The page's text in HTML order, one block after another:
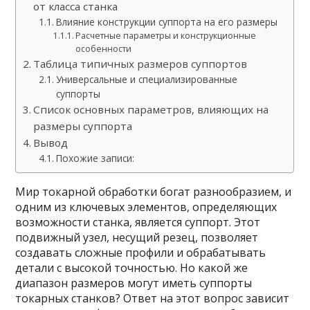
от класса станка
Влияние конструкции суппорта на его размеры
Расчетные параметры и конструкционные
особенности
Таблица типичных размеров суппортов
Универсальные и специализированные
суппорты
Список основных параметров, влияющих на
размеры суппорта
Вывод
Похожие записи:
Мир токарной обработки богат разнообразием, и
одним из ключевых элементов, определяющих
возможности станка, является суппорт. Этот
подвижный узел, несущий резец, позволяет
создавать сложные профили и обрабатывать
детали с высокой точностью. Но какой же
диапазон размеров могут иметь суппорты
токарных станков? Ответ на этот вопрос зависит